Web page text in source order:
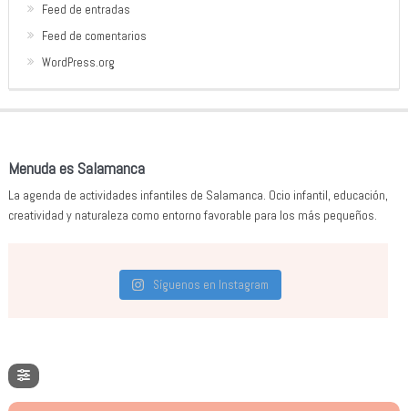
Feed de entradas
Feed de comentarios
WordPress.org
Menuda es Salamanca
La agenda de actividades infantiles de Salamanca. Ocio infantil, educación,
creatividad y naturaleza como entorno favorable para los más pequeños.
Síguenos en Instagram